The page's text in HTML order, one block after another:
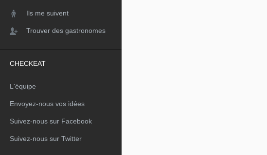
Ils me suivent
Trouver des gastronomes
CHECKEAT
L'équipe
Envoyez-nous vos idées
Suivez-nous sur Facebook
Suivez-nous sur Twitter